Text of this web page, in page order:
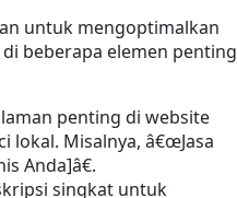
untuk mengoptimalkan
beberapa elemen penting
penting di website
lokal. Misalnya, â€œJasa
Anda]â€.
singkat untuk